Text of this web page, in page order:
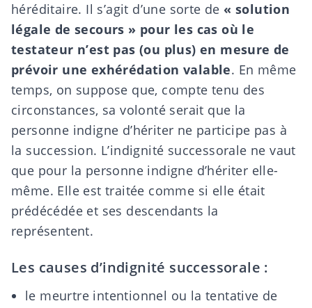
héréditaire. Il s’agit d’une sorte de « solution
légale de secours » pour les cas où le
testateur n’est pas (ou plus) en mesure de
prévoir une exhérédation valable. En même
temps, on suppose que, compte tenu des
circonstances, sa volonté serait que la
personne indigne d’hériter ne participe pas à
la succession. L’indignité successorale ne vaut
que pour la personne indigne d’hériter elle-
même. Elle est traitée comme si elle était
prédécédée et ses descendants la
représentent.
Les causes d’indignité successorale :
le meurtre intentionnel ou la tentative de